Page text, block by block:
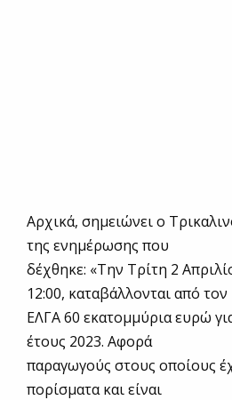
Αρχικά, σημειώνει ο
της ενημέρωσης που
δέχθηκε: «Την Τρίτη 2
12:00, καταβάλλονται από τον
ΕΛΓΑ 60 εκατομμύρια ευρώ
έτους 2023. Αφορά
παραγωγούς στους οποίους
πορίσματα και είναι